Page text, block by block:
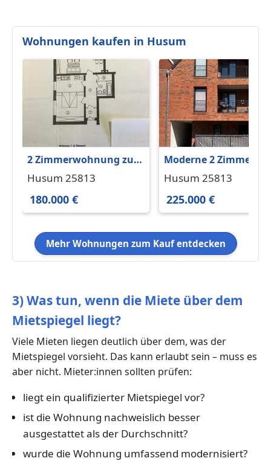
Wohnungen kaufen in Husum
2 Zimmerwohnung zu
verkaufen an
Husum 25813
180.000 €
Moderne 2 Zimmer
Eigentumswohnung
Husum 25813
225.000 €
Mehr Wohnungen zum Kauf entdecken
3) Was tun, wenn die Miete über dem
Mietspiegel liegt?
Viele Mieten liegen deutlich über dem, was der
Mietspiegel vorsieht. Das kann erlaubt sein – muss es
aber nicht. Mieter:innen sollten prüfen:
liegt ein qualifizierter Mietspiegel vor?
ist die Wohnung nachweislich besser
ausgestattet als der Durchschnitt?
wurde die Wohnung umfassend modernisiert?